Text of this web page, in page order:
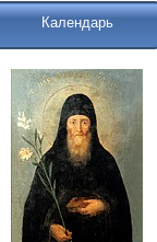
Календарь